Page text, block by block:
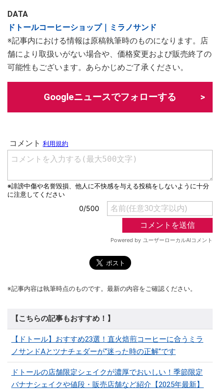
DATA
ドトールコーヒーショップ｜ミラノサンド
※記事内における情報は原稿執筆時のものになります。店
舗により取扱いがない場合や、価格変更および販売終了の
可能性もございます。あらかじめご了承ください。
Googleニュースでフォローする
※記事内容は執筆時点のものです。最新の内容をご確認ください。
【こちらの記事もおすすめ！】
【ドトール】おすすめ23選！直火焙煎コーヒーに合うミラ
ノサンドAとツナチェダーが“迷った時の正解”です
ドトールの店舗限定シェイクが濃厚でおいしい！季節限定
バナナシェイクや値段・販売店舗など紹介【2025年最新】